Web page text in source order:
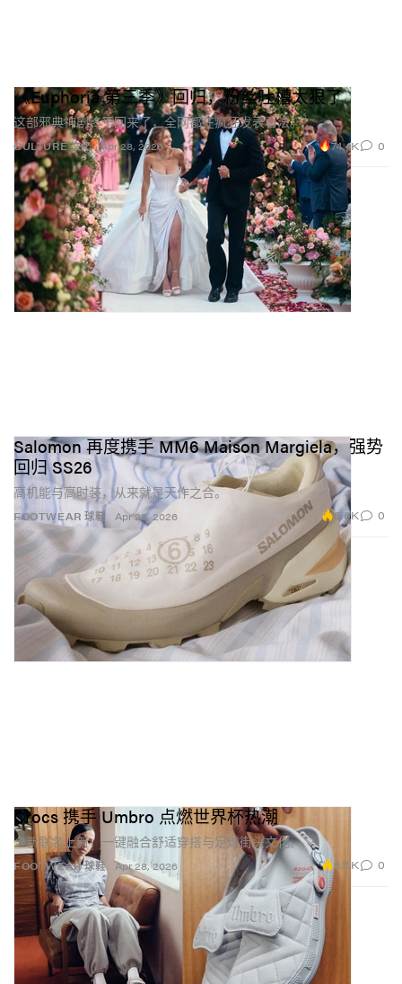
CULTURE 文化
《Euphoria 第三季》回归，粉丝吐槽太狠了
这部邪典神剧终于回来了，全网都在疯狂发表看法。
Apr 28, 2026 74.4K 0
FOOTWEAR 球鞋
Salomon 再度携手 MM6 Maison Margiela，强势
回归 SS26
高机能与高时装，从来就是天作之合。
Apr 28, 2026 6.6K 0
FOOTWEAR 球鞋
Crocs 携手 Umbro 点燃世界杯热潮
全新联名上新，一键融合舒适穿搭与足球街头文化。
Apr 28, 2026 6.6K 0